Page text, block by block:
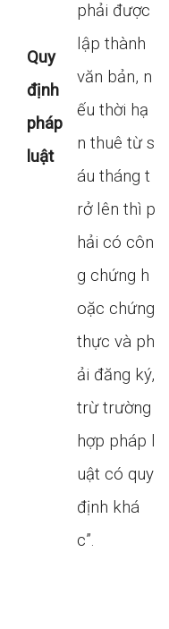
Quy
định
pháp
luật
phải được
lập thành
văn bản, n
ếu thời hạ
n thuê từ s
áu tháng t
rở lên thì p
hải có côn
g chứng h
oặc chứng
thực và ph
ải đăng ký,
trừ trường
hợp pháp l
uật có quy
định khá
c”.